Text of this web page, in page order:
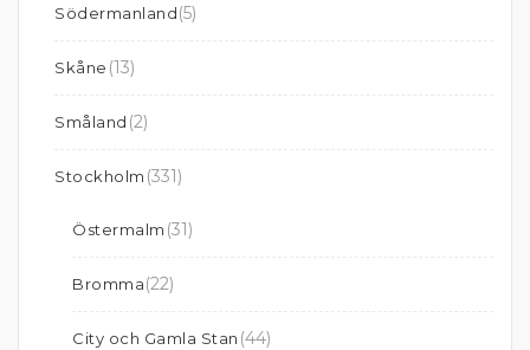
Södermanland(5)
Skåne (13)
Småland (2)
Stockholm (331)
Östermalm (31)
Bromma(22)
City och Gamla Stan (44)